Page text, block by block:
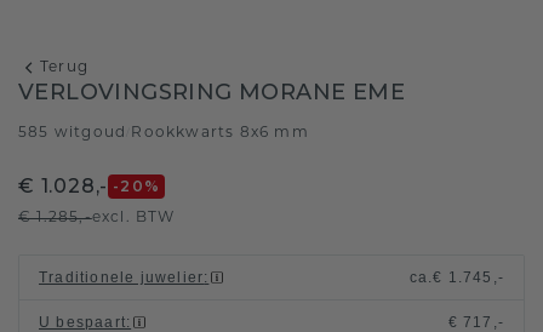
Terug
VERLOVINGSRING MORANE EME
585 witgoud Rookkwarts 8x6 mm
€ 1.028,- -20 %
€ 1.285,-excl. BTW
Traditionele juwelier: ca.€ 1.745,-
U bespaart: € 717,-